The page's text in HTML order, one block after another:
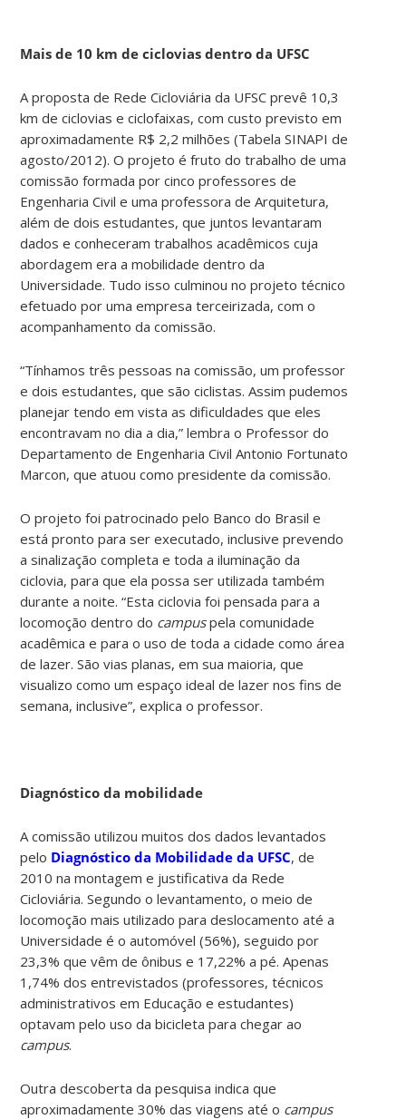
Mais de 10 km de ciclovias dentro da UFSC
A proposta de Rede Cicloviária da UFSC prevê 10,3
km de ciclovias e ciclofaixas, com custo previsto em
aproximadamente R$ 2,2 milhões (Tabela SINAPI de
agosto/2012). O projeto é fruto do trabalho de uma
comissão formada por cinco professores de
Engenharia Civil e uma professora de Arquitetura,
além de dois estudantes, que juntos levantaram
dados e conheceram trabalhos acadêmicos cuja
abordagem era a mobilidade dentro da
Universidade. Tudo isso culminou no projeto técnico
efetuado por uma empresa terceirizada, com o
acompanhamento da comissão.
“Tínhamos três pessoas na comissão, um professor
e dois estudantes, que são ciclistas. Assim pudemos
planejar tendo em vista as dificuldades que eles
encontravam no dia a dia,” lembra o Professor do
Departamento de Engenharia Civil Antonio Fortunato
Marcon, que atuou como presidente da comissão.
O projeto foi patrocinado pelo Banco do Brasil e
está pronto para ser executado, inclusive prevendo
a sinalização completa e toda a iluminação da
ciclovia, para que ela possa ser utilizada também
durante a noite. “Esta ciclovia foi pensada para a
locomoção dentro do campuspela comunidade
acadêmica e para o uso de toda a cidade como área
de lazer. São vias planas, em sua maioria, que
visualizo como um espaço ideal de lazer nos fins de
semana, inclusive”, explica o professor.
Diagnóstico da mobilidade
A comissão utilizou muitos dos dados levantados
pelo Diagnóstico da Mobilidade da UFSC, de
2010 na montagem e justificativa da Rede
Cicloviária. Segundo o levantamento, o meio de
locomoção mais utilizado para deslocamento até a
Universidade é o automóvel (56%), seguido por
23,3% que vêm de ônibus e 17,22% a pé. Apenas
1,74% dos entrevistados (professores, técnicos
administrativos em Educação e estudantes)
optavam pelo uso da bicicleta para chegar ao
campus.
Outra descoberta da pesquisa indica que
aproximadamente 30% das viagens até o campus